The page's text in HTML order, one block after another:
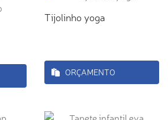
Tijolinho yoga
ORÇAMENTO